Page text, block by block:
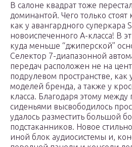
В салоне квадрат тоже
доминантой. Чего только
как у авангардного суперкара
новоиспеченного A-класса! В
куда меньше “джиперской”
Селектор 7-диапазонной
передач расположен не на
подрулевом пространстве, как
моделей бренда, а также у
класса. Благодаря этому
сиденьями высвободилось
удалось разместить большой
подстаканников. Новое
иной блок аудиосистемы и,